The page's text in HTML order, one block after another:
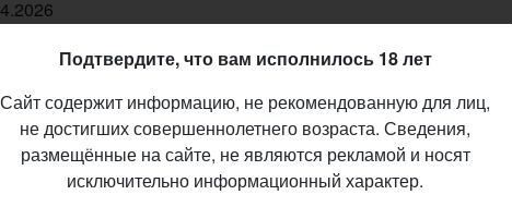
Подтвердите, что вам исполнилось 18 лет
Сайт содержит информацию, не рекомендованную для лиц,
не достигших совершеннолетнего возраста. Сведения,
размещённые на сайте, не являются рекламой и носят
исключительно информационный характер.